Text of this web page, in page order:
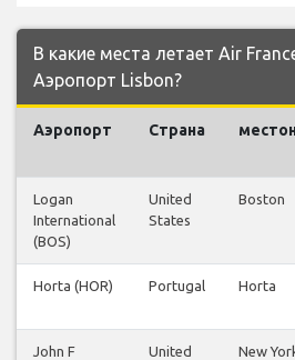
В какие места летает Air
Аэропорт Lisbon?
Аэропорт Страна
Logan
International
(BOS)
United
States
Boston
Horta (HOR) Portugal Horta
John F
United
New